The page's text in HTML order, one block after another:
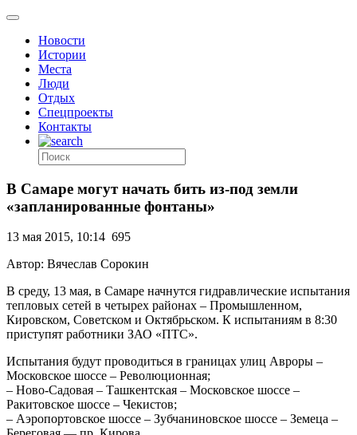
Новости
Истории
Места
Люди
Отдых
Спецпроекты
Контакты
В Самаре могут начать бить из-под земли
«запланированные фонтаны»
13 мая 2015, 10:14 695
Автор: Вячеслав Сорокин
В среду, 13 мая, в Самаре начнутся гидравлические испытания
тепловых сетей в четырех районах – Промышленном,
Кировском, Советском и Октябрьском. К испытаниям в 8:30
приступят работники ЗАО «ПТС».
Испытания будут проводиться в границах улиц Авроры –
Московское шоссе – Революционная;
– Ново-Садовая – Ташкентская – Московское шоссе –
Ракитовское шоссе – Чекистов;
– Аэропортовское шоссе – Зубчаниновское шоссе – Земеца –